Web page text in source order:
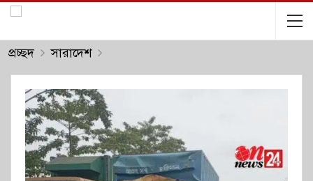
প্রচ্ছদ সারাদেশ